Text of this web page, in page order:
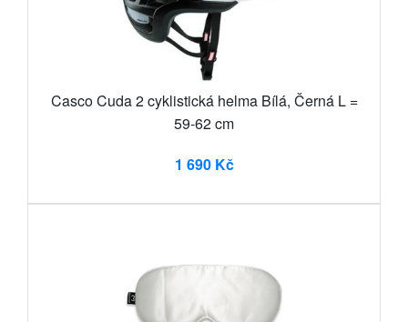
Casco Cuda 2 cyklistická helma Bílá, Černá L =
59-62 cm
1 690 Kč